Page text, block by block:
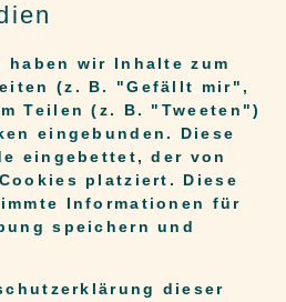
haben wir Inhalte zum
(z. B. "Gefällt mir",
Teilen (z. B. "Tweeten")
eingebunden. Diese
eingebettet, der von
platziert. Diese
Informationen für
speichern und
dieser